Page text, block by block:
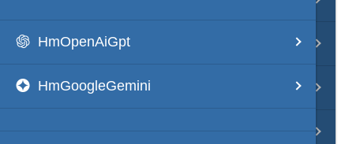
HmOpenAiGpt
HmGoogleGemini
ブックマーク・しおり
通知・メッセージ